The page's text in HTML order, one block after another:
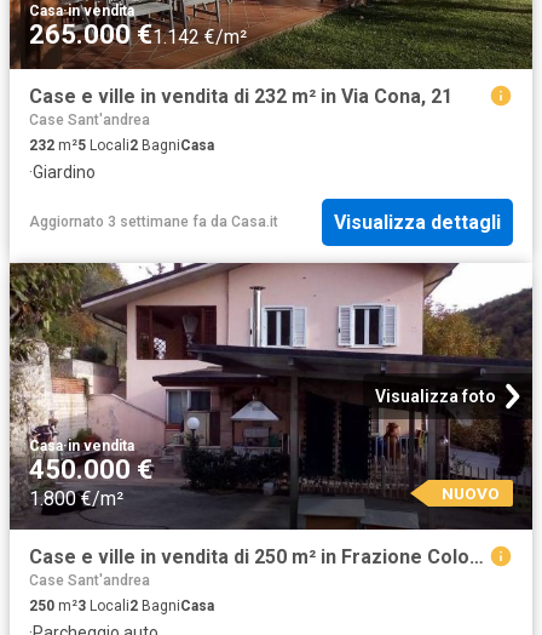
Casa·in vendita
265.000 €1.142 €/m²
Case e ville in vendita di 232 m² in Via Cona, 21
Case Sant'andrea
232 m²5 Locali2 BagniCasa
·Giardino
Aggiornato 3 settimane fa da Casa.it Visualizza dettagli
Visualizza foto
Casa·in vendita
450.000 €
1.800 €/m² NUOVO
Case e ville in vendita di 250 m² in Frazione Colonnata
Case Sant'andrea
250 m²3 Locali2 BagniCasa